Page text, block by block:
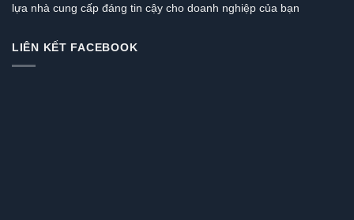
lựa nhà cung cấp đáng tin cậy cho doanh nghiệp của bạn
LIÊN KẾT FACEBOOK